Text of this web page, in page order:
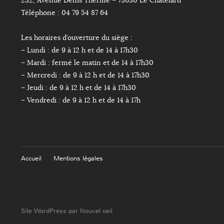
Téléphone : 04 79 54 87 64
Les horaires d’ouverture du siège :
– Lundi : de 9 à 12 h et de 14 à 17h30
– Mardi : fermé le matin et de 14 à 17h30
– Mercredi : de 9 à 12 h et de 14 à 17h30
– Jeudi : de 9 à 12 h et de 14 à 17h30
– Vendredi : de 9 à 12 h et de 14 à 17h
Accueil Mentions légales
Site WordPress par Nouvel oeil